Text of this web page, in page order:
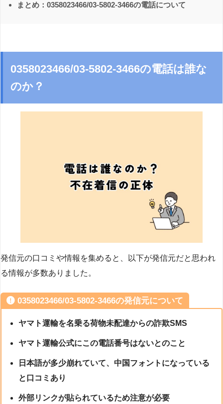
まとめ：0358023466/03-5802-3466の電話について
0358023466/03-5802-3466の電話は誰な
のか？
発信元の口コミや情報を集めると、以下が発信元だと思われ
る情報が多数ありました。
0358023466/03-5802-3466の発信元について
ヤマト運輸を名乗る荷物未配達からの詐欺SMS
ヤマト運輸公式にこの電話番号はないとのこと
日本語が多少崩れていて、中国フォントになっている
と口コミあり
外部リンクが貼られているため注意が必要